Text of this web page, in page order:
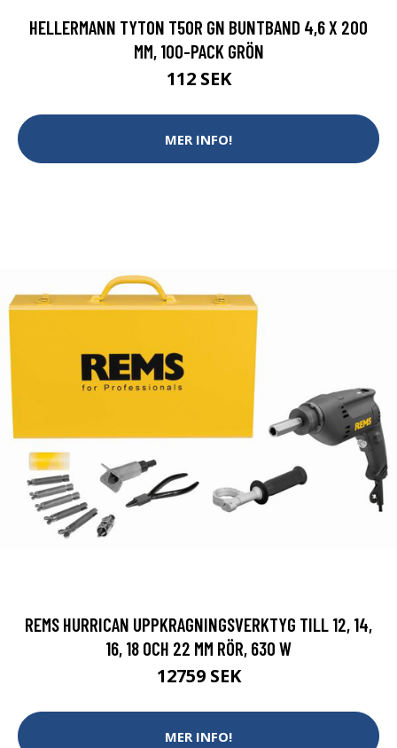
HELLERMANN TYTON T50R GN BUNTBAND 4,6 X 200
MM, 100-PACK GRÖN
112 SEK
MER INFO!
REMS HURRICAN UPPKRAGNINGSVERKTYG TILL 12, 14,
16, 18 OCH 22 MM RÖR, 630 W
12759 SEK
MER INFO!